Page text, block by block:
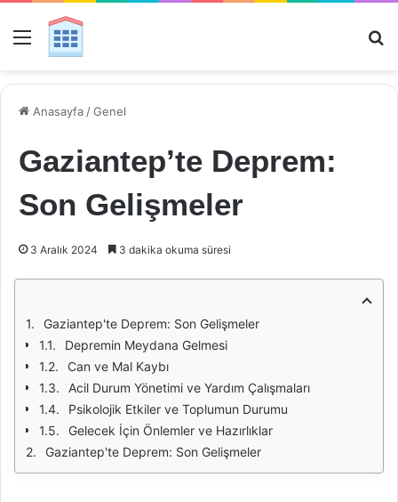
Menü
Anasayfa /Genel
Gaziantep’te Deprem:
Son Gelişmeler
3 Aralık 2024 3 dakika okuma süresi
Gaziantep'te Deprem: Son Gelişmeler
Depremin Meydana Gelmesi
Can ve Mal Kaybı
Acil Durum Yönetimi ve Yardım Çalışmaları
Psikolojik Etkiler ve Toplumun Durumu
Gelecek İçin Önlemler ve Hazırlıklar
Gaziantep'te Deprem: Son Gelişmeler